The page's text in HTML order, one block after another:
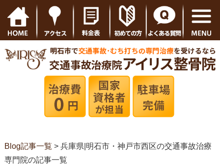
Blog記事一覧 > 兵庫県|明石市・神戸市西区の交通事故治療
専門院の記事一覧